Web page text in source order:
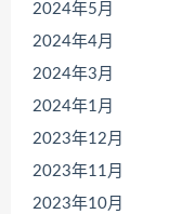
2024年5月
2024年4月
2024年3月
2024年1月
2023年12月
2023年11月
2023年10月